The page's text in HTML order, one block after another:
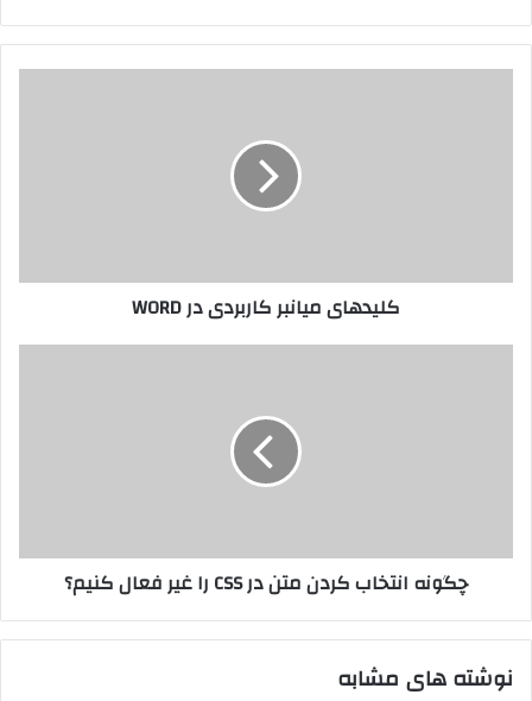
کلیدهای میانبر کاربردی در WORD
چگونه انتخاب کردن متن در CSS را غیر فعال کنیم؟
نوشته های مشابه